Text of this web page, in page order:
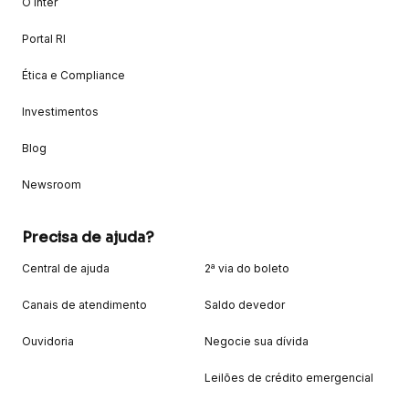
Portal RI
Ética e Compliance
Investimentos
Blog
Newsroom
Precisa de ajuda?
Central de ajuda
Canais de atendimento
Ouvidoria
2ª via do boleto
Saldo devedor
Negocie sua dívida
Leilões de crédito emergencial